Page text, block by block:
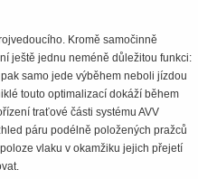
Kromě samočinně
ještě jednu neméně důležitou funkci:
samo jede výběhem neboli jízdou
touto optimalizací dokáží během
traťové části systému AVV
páru podélně položených pražců
vlaku v okamžiku jejich přejetí